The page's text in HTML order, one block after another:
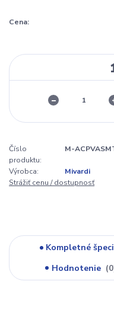
Cena:
Číslo
produktu:
M-
Výrobca:
Mivardi
Strážiť cenu / dostupnosť
Kompletné
Hodnotenie
0